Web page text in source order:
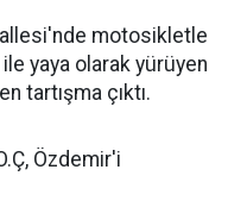
motosikletle
yaya olarak yürüyen
tartışma çıktı.
Özdemir'i